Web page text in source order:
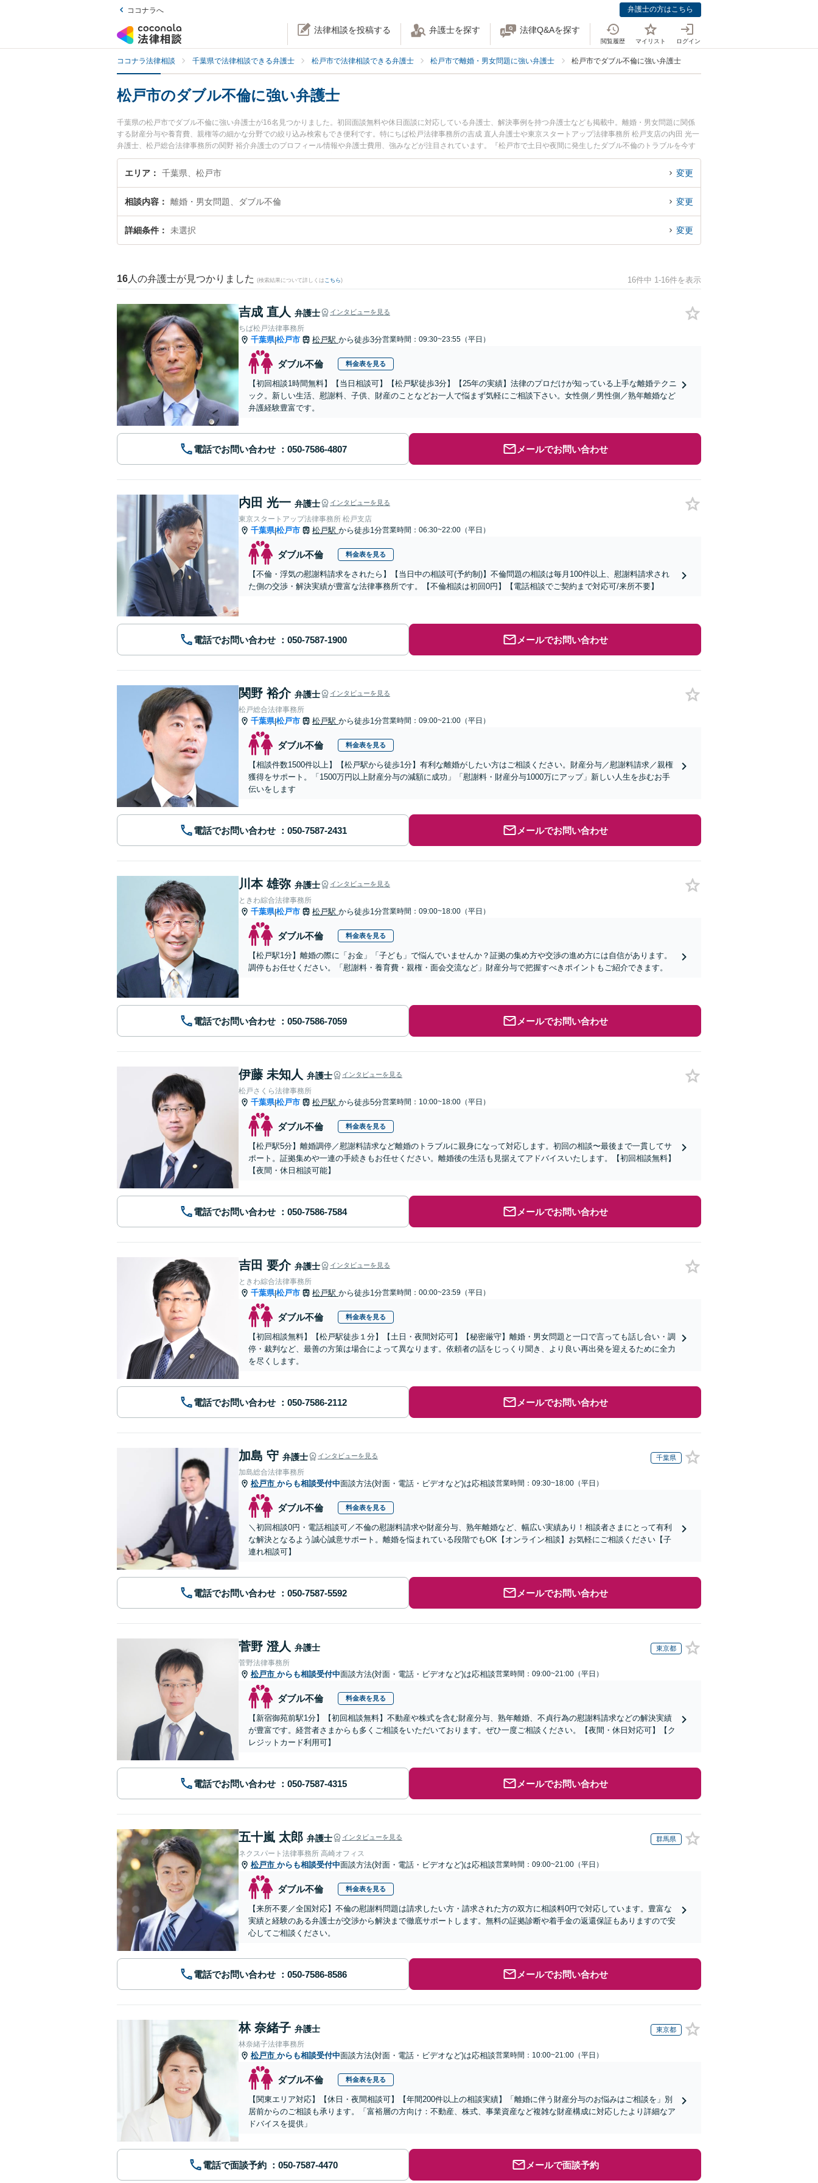
ココナラへ 弁護士の方はこちら
法律相談を投稿する 弁護士を探す 法律Q&Aを探す
閲覧履歴 マイリスト ログイン
ココナラ法律相談 千葉県で法律相談できる弁護士 松戸市で法律相談できる弁護士 松戸市で離婚・男女問題に強い弁護士 松戸市でダブル不倫に強い弁護士
松戸市のダブル不倫に強い弁護士
千葉県の松戸市でダブル不倫に強い弁護士が16名見つかりました。初回面談無料や休日面談に対応している弁護士、解決事例を持つ弁護士なども掲載中。離婚・男女問題に関係
する財産分与や養育費、親権等の細かな分野での絞り込み検索もでき便利です。特にちば松戸法律事務所の吉成 直人弁護士や東京スタートアップ法律事務所 松戸支店の内田 光一
弁護士、松戸総合法律事務所の関野 裕介弁護士のプロフィール情報や弁護士費用、強みなどが注目されています。『松戸市で土日や夜間に発生したダブル不倫のトラブルを今す
ぐに弁護士に相談したい』『ダブル不倫のトラブル解決の実績豊富な近くの弁護士を検索したい』『初回相談無料でダブル不倫を法律相談できる松戸市内の弁護士に相談予約した
い』などでお困りの相談者さんにおすすめです。
エリア 千葉県、松戸市 変更
相談内容 離婚・男女問題、ダブル不倫 変更
詳細条件 未選択 変更
16 人の弁護士が見つかりました (検索結果について詳しくは こちら) 16件中 1-16件を表示
吉成 直人 弁護士 インタビューを見る
ちば松戸法律事務所
千葉県|松戸市 松戸駅 から徒歩3分営業時間：09:30~23:55（平日）
ダブル不倫 料金表を見る
【初回相談1時間無料】【当日相談可】【松戸駅徒歩3分】【25年の実績】法律のプロだけが知っている上手な離婚テクニ
ック。新しい生活、慰謝料、子供、財産のことなどお一人で悩まず気軽にご相談下さい。女性側／男性側／熟年離婚など
弁護経験豊富です。
電話でお問い合わせ メールでお問い合わせ
内田 光一 弁護士 インタビューを見る
東京スタートアップ法律事務所 松戸支店
千葉県|松戸市 松戸駅 から徒歩1分営業時間：06:30~22:00（平日）
ダブル不倫 料金表を見る
【不倫・浮気の慰謝料請求をされたら】【当日中の相談可(予約制)】不倫問題の相談は毎月100件以上、慰謝料請求され
た側の交渉・解決実績が豊富な法律事務所です。【不倫相談は初回0円】【電話相談でご契約まで対応可/来所不要】
電話でお問い合わせ メールでお問い合わせ
関野 裕介 弁護士 インタビューを見る
松戸総合法律事務所
千葉県|松戸市 松戸駅 から徒歩1分営業時間：09:00~21:00（平日）
ダブル不倫 料金表を見る
【相談件数1500件以上】【松戸駅から徒歩1分】有利な離婚がしたい方はご相談ください。財産分与／慰謝料請求／親権
獲得をサポート。「1500万円以上財産分与の減額に成功」「慰謝料・財産分与1000万にアップ」新しい人生を歩むお手
伝いをします
電話でお問い合わせ メールでお問い合わせ
川本 雄弥 弁護士 インタビューを見る
ときわ綜合法律事務所
千葉県|松戸市 松戸駅 から徒歩1分営業時間：09:00~18:00（平日）
ダブル不倫 料金表を見る
【松戸駅1分】離婚の際に「お金」「子ども」で悩んでいませんか？証拠の集め方や交渉の進め方には自信があります。
調停もお任せください。「慰謝料・養育費・親権・面会交流など」財産分与で把握すべきポイントもご紹介できます。
電話でお問い合わせ メールでお問い合わせ
伊藤 未知人 弁護士 インタビューを見る
松戸さくら法律事務所
千葉県|松戸市 松戸駅 から徒歩5分営業時間：10:00~18:00（平日）
ダブル不倫 料金表を見る
【松戸駅5分】離婚調停／慰謝料請求など離婚のトラブルに親身になって対応します。初回の相談〜最後まで一貫してサ
ポート。証拠集めや一連の手続きもお任せください。離婚後の生活も見据えてアドバイスいたします。【初回相談無料】
【夜間・休日相談可能】
電話でお問い合わせ メールでお問い合わせ
吉田 要介 弁護士 インタビューを見る
ときわ綜合法律事務所
千葉県|松戸市 松戸駅 から徒歩1分営業時間：00:00~23:59（平日）
ダブル不倫 料金表を見る
【初回相談無料】【松戸駅徒歩１分】【土日・夜間対応可】【秘密厳守】離婚・男女問題と一口で言っても話し合い・調
停・裁判など、最善の方策は場合によって異なります。依頼者の話をじっくり聞き、より良い再出発を迎えるために全力
を尽くします。
電話でお問い合わせ メールでお問い合わせ
加島 守 弁護士 インタビューを見る 千葉県
加島総合法律事務所
松戸市 からも相談受付中面談方法(対面・電話・ビデオなど)は応相談営業時間：09:30~18:00（平日）
ダブル不倫 料金表を見る
＼初回相談0円・電話相談可／不倫の慰謝料請求や財産分与、熟年離婚など、幅広い実績あり！相談者さまにとって有利
な解決となるよう誠心誠意サポート。離婚を悩まれている段階でもOK【オンライン相談】お気軽にご相談ください【子
連れ相談可】
電話でお問い合わせ メールでお問い合わせ
菅野 澄人 弁護士 東京都
菅野法律事務所
松戸市 からも相談受付中面談方法(対面・電話・ビデオなど)は応相談営業時間：09:00~21:00（平日）
ダブル不倫 料金表を見る
【新宿御苑前駅1分】【初回相談無料】不動産や株式を含む財産分与、熟年離婚、不貞行為の慰謝料請求などの解決実績
が豊富です。経営者さまからも多くご相談をいただいております。ぜひ一度ご相談ください。【夜間・休日対応可】【ク
レジットカード利用可】
電話でお問い合わせ メールでお問い合わせ
五十嵐 太郎 弁護士 インタビューを見る 群馬県
ネクスパート法律事務所 高崎オフィス
松戸市 からも相談受付中面談方法(対面・電話・ビデオなど)は応相談営業時間：09:00~21:00（平日）
ダブル不倫 料金表を見る
【来所不要／全国対応】不倫の慰謝料問題は請求したい方・請求された方の双方に相談料0円で対応しています。豊富な
実績と経験のある弁護士が交渉から解決まで徹底サポートします。無料の証拠診断や着手金の返還保証もありますので安
心してご相談ください。
電話でお問い合わせ メールでお問い合わせ
林 奈緒子 弁護士 東京都
林奈緒子法律事務所
松戸市 からも相談受付中面談方法(対面・電話・ビデオなど)は応相談営業時間：10:00~21:00（平日）
ダブル不倫 料金表を見る
【関東エリア対応】【休日・夜間相談可】【年間200件以上の相談実績】「離婚に伴う財産分与のお悩みはご相談を」別
居前からのご相談も承ります。「富裕層の方向け：不動産、株式、事業資産など複雑な財産構成に対応したより詳細なア
ドバイスを提供」
電話で面談予約 メールで面談予約